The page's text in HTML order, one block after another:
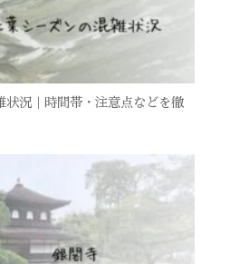
状況｜時間帯・注意点などを徹